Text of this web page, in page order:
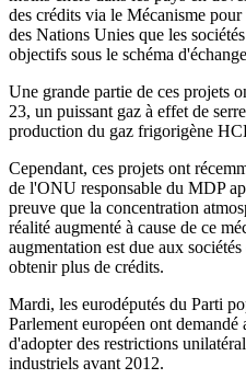
des crédits via le Mécanisme
des Nations Unies que les
objectifs sous le schéma
Une grande partie de ces projets
23, un puissant gaz à effet de
production du gaz frigorigène
Cependant, ces projets ont
de l'ONU responsable du MDP
preuve que la concentration
réalité augmenté à cause de ce
augmentation est due aux
obtenir plus de crédits.
Mardi, les eurodéputés du Parti
Parlement européen ont
d'adopter des restrictions
industriels avant 2012.